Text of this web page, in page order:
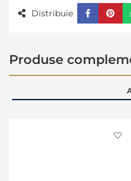
Distribuie
Produse